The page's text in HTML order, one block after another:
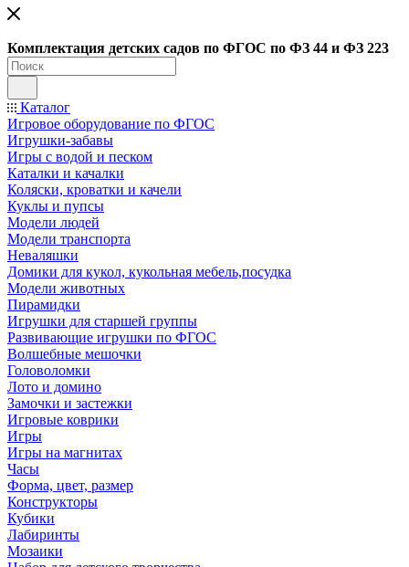
Комплектация детских садов по ФГОC по ФЗ 44 и ФЗ 223
Каталог
Игровое оборудование по ФГОС
Игрушки-забавы
Игры с водой и песком
Каталки и качалки
Коляски, кроватки и качели
Куклы и пупсы
Модели людей
Модели транспорта
Неваляшки
Домики для кукол, кукольная мебель,посудка
Модели животных
Пирамидки
Игрушки для старшей группы
Развивающие игрушки по ФГОС
Волшебные мешочки
Головоломки
Лото и домино
Замочки и застежки
Игровые коврики
Игры
Игры на магнитах
Часы
Форма, цвет, размер
Конструкторы
Кубики
Лабиринты
Мозаики